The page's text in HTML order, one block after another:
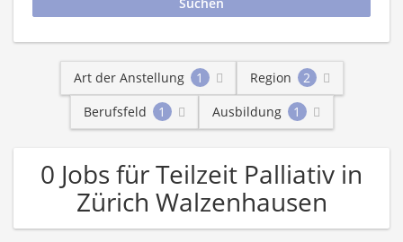
Art der Anstellung 1 Region
2
Berufsfeld
1 Ausbildung 1
0 Jobs für Teilzeit Palliativ in
Zürich Walzenhausen